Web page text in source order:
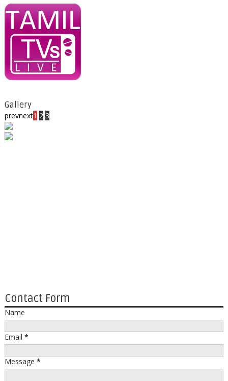
Gallery
prevnext1 2 3
Contact Form
Name
Email *
Message *